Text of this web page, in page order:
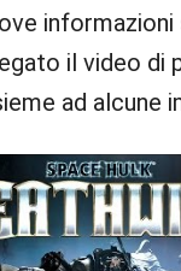
il video di
ad alcune